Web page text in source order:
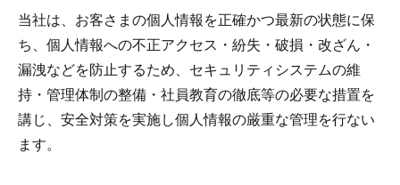
ご予約・お問い合わせ
046-223-5155
当社は、お客さまの個人情報を正確かつ最新の状態に保
ち、個人情報への不正アクセス・紛失・破損・改ざん・
漏洩などを防止するため、セキュリティシステムの維
持・管理体制の整備・社員教育の徹底等の必要な措置を
講じ、安全対策を実施し個人情報の厳重な管理を行ない
ます。